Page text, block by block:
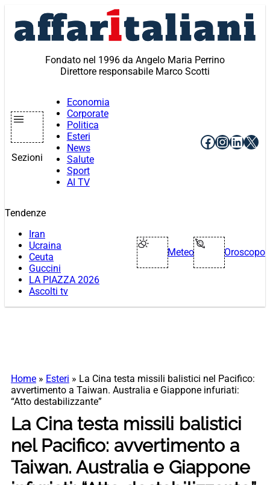
contenuto
Fondato nel 1996 da Angelo Maria Perrino
Direttore responsabile Marco Scotti
Sezioni
Economia
Corporate
Politica
Esteri
News
Salute
Sport
AI TV
Facebook
X
Tendenze
Iran
Ucraina
Ceuta
Guccini
LA PIAZZA 2026
Ascolti tv
Meteo Oroscopo
Home » Esteri » La Cina testa missili balistici nel Pacifico:
avvertimento a Taiwan. Australia e Giappone infuriati:
“Atto destabilizzante”
La Cina testa missili balistici
nel Pacifico: avvertimento a
Taiwan. Australia e Giappone